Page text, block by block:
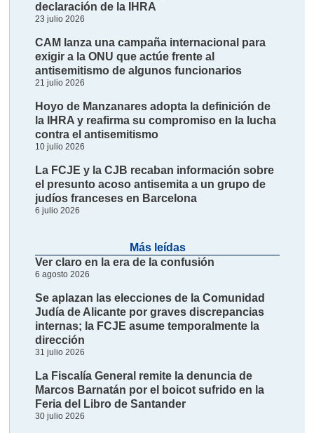
declaración de la IHRA
23 julio 2026
CAM lanza una campaña internacional para
exigir a la ONU que actúe frente al
antisemitismo de algunos funcionarios
21 julio 2026
Hoyo de Manzanares adopta la definición de
la IHRA y reafirma su compromiso en la lucha
contra el antisemitismo
10 julio 2026
La FCJE y la CJB recaban información sobre
el presunto acoso antisemita a un grupo de
judíos franceses en Barcelona
6 julio 2026
Más leídas
Ver claro en la era de la confusión
6 agosto 2026
Se aplazan las elecciones de la Comunidad
Judía de Alicante por graves discrepancias
internas; la FCJE asume temporalmente la
dirección
31 julio 2026
La Fiscalía General remite la denuncia de
Marcos Barnatán por el boicot sufrido en la
Feria del Libro de Santander
30 julio 2026